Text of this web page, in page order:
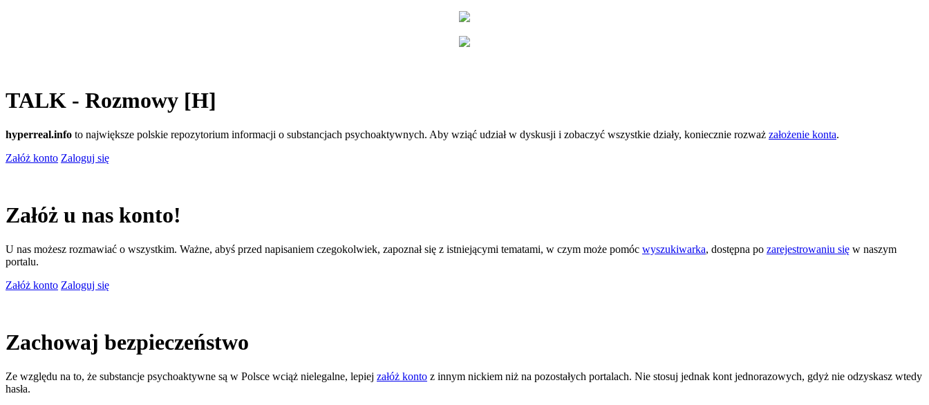
TALK - Rozmowy [H]
hyperreal.info to największe polskie repozytorium informacji o substancjach psychoaktywnych. Aby wziąć udział w dyskusji i zobaczyć wszystkie działy, koniecznie rozważ założenie konta.
Załóż konto Zaloguj się
Załóż u nas konto!
U nas możesz rozmawiać o wszystkim. Ważne, abyś przed napisaniem czegokolwiek, zapoznał się z istniejącymi tematami, w czym może pomóc wyszukiwarka, dostępna po zarejestrowaniu się w naszym
portalu.
Załóż konto Zaloguj się
Zachowaj bezpieczeństwo
Ze względu na to, że substancje psychoaktywne są w Polsce wciąż nielegalne, lepiej załóż konto z innym nickiem niż na pozostałych portalach. Nie stosuj jednak kont jednorazowych, gdyż nie odzyskasz wtedy
hasła.